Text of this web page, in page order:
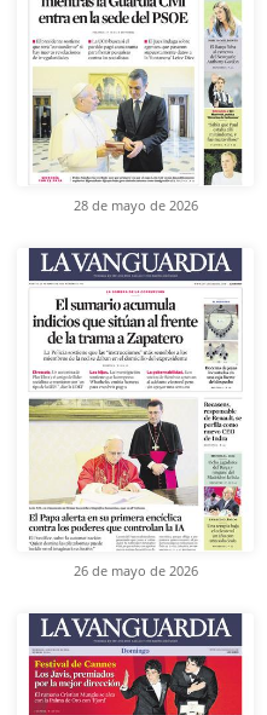
28 de mayo de 2026
26 de mayo de 2026